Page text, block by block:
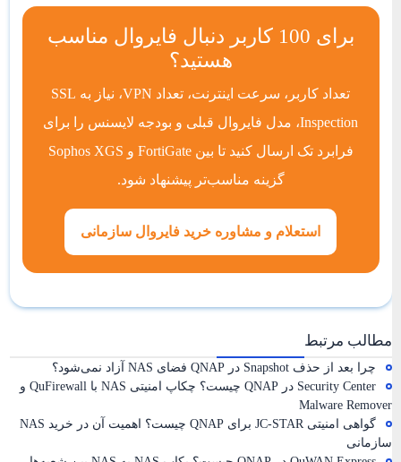
برای 100 کاربر دنبال فایروال مناسب
هستید؟
تعداد کاربر، سرعت اینترنت، تعداد VPN، نیاز به SSL
Inspection، مدل فایروال قبلی و بودجه لایسنس را برای
فرابرد تک ارسال کنید تا بین FortiGate و Sophos XGS
گزینه مناسب‌تر پیشنهاد شود.
استعلام و مشاوره خرید فایروال سازمانی
مطالب مرتبط
چرا بعد از حذف Snapshot در QNAP فضای NAS آزاد نمی‌شود؟
Security Center در QNAP چیست؟ چکاپ امنیتی NAS با QuFirewall و
Malware Remover
گواهی امنیتی JC-STAR برای QNAP چیست؟ اهمیت آن در خرید NAS
سازمانی